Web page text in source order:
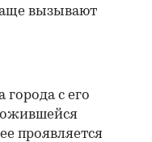
вызывают
с его
проявляется